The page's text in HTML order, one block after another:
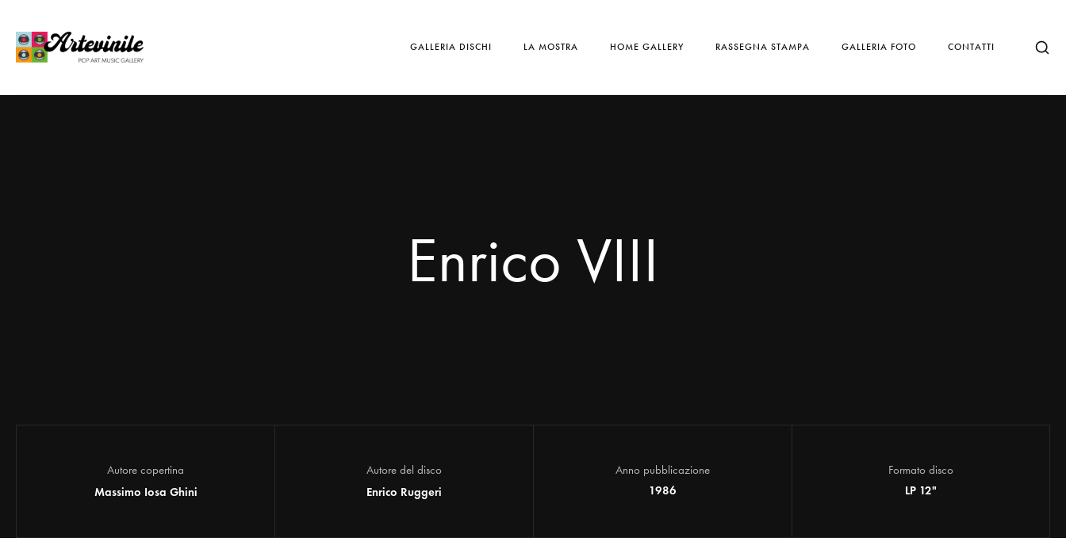
GALLERIA DISCHI LA MOSTRA HOME GALLERY RASSEGNA STAMPA GALLERIA FOTO CONTATTI
Enrico VIII
Autore copertina
Massimo Iosa Ghini
Autore del disco
Enrico Ruggeri
Anno pubblicazione
1986
Formato disco
LP 12"